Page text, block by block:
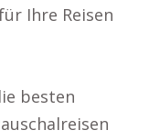
Ihre Reisen
besten